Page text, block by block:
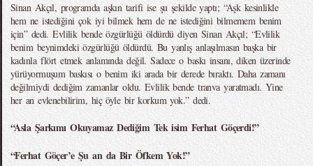
Sinan Akçıl, programda aşkın tarifi ise şu şekilde yaptı; “Aşk kesinlikle
hem ne istediğini çok iyi bilmek hem de ne istediğini bilmemem benim
için” dedi. Evlilik bende özgürlüğü öldürdü diyen Sinan Akçıl; “Evlilik
benim beynimdeki özgürlüğü öldürdü. Bu yanlış anlaşılmasın başka bir
kadınla flört etmek anlamında değil. Sadece o baskı insanı, diken üzerinde
yürüyormuşum baskısı o benim iki arada bir derede bıraktı. Daha zamanı
değilmiydi dediğim zamanlar oldu. Evlilik bende tranva yaratmadı. Yine
her an evlenebilirim, hiç öyle bir korkum yok.” dedi.
“Asla Şarkımı Okuyamaz Dediğim Tek isim Ferhat Göçerdi!”
“Ferhat Göçer’e Şu an da Bir Öfkem Yok!”